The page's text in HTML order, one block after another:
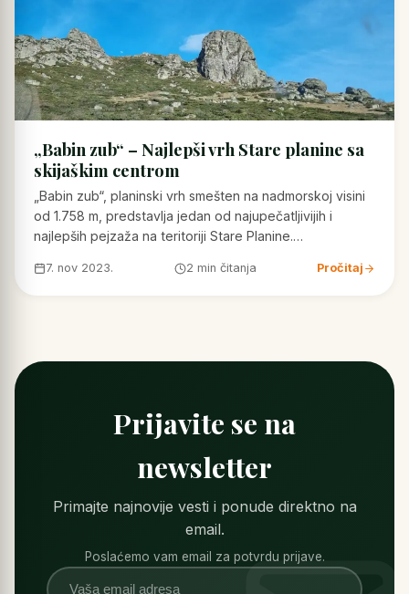
„Babin zub“ – Najlepši vrh Stare planine sa
skijaškim centrom
„Babin zub“, planinski vrh smešten na nadmorskoj visini
od 1.758 m, predstavlja jedan od najupečatljivijih i
najlepših pejzaža na teritoriji Stare Planine.…
7. nov 2023. 2 min čitanja Pročitaj
Prijavite se na
newsletter
Primajte najnovije vesti i ponude direktno na
email.
Poslaćemo vam email za potvrdu prijave.